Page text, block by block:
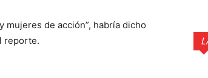
mujeres de acción”, habría dicho
reporte.